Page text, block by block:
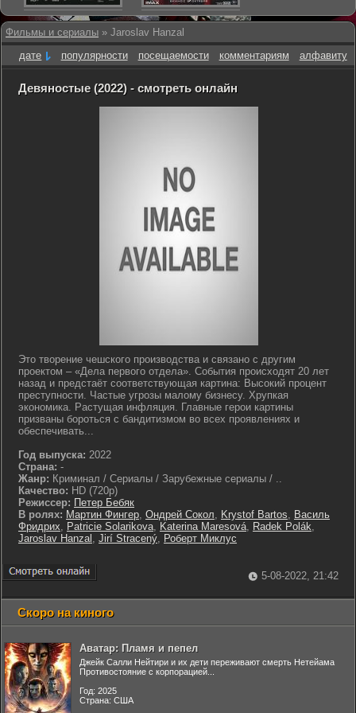
Фильмы и сериалы » Jaroslav Hanzal
дате
популярности посещаемости комментариям алфавиту
Девяностые (2022) - смотреть онлайн
Это творение чешского производства и связано с другим
проектом – «Дела первого отдела». События происходят 20 лет
назад и предстаёт соответствующая картина: Высокий процент
преступности. Частые угрозы малому бизнесу. Хрупкая
экономика. Растущая инфляция. Главные герои картины
призваны бороться с бандитизмом во всех проявлениях и
обеспечивать...
Год выпуска: 2022
Страна: -
Жанр: Криминал / Сериалы / Зарубежные сериалы / ..
Качество: HD (720p)
Режиссер: Петер Бебяк
В ролях: Мартин Фингер, Ондрей Сокол, Krystof Bartos, Василь
Фридрих, Patricie Solarikova, Katerina Maresová, Radek Polák,
Jaroslav Hanzal , Jirí Stracený, Роберт Миклус
5-08-2022, 21:42
Скоро на киного
Аватар: Пламя и пепел
Джейк Салли Нейтири и их дети переживают смерть Нетейама
Противостояние с корпорацией...
Год: 2025
Страна: США